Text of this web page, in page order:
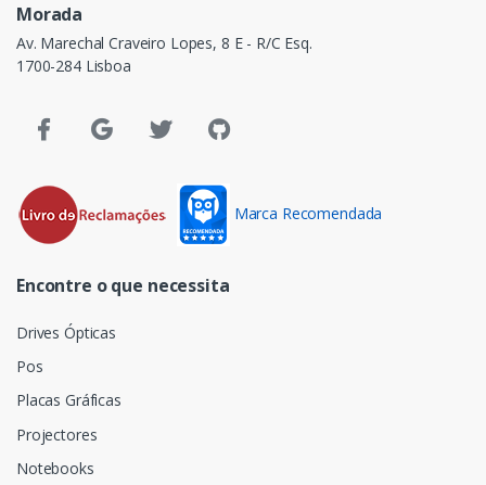
Morada
Av. Marechal Craveiro Lopes, 8 E - R/C Esq.
1700-284 Lisboa
Marca Recomendada
Encontre o que necessita
Drives Ópticas
Pos
Placas Gráficas
Projectores
Notebooks